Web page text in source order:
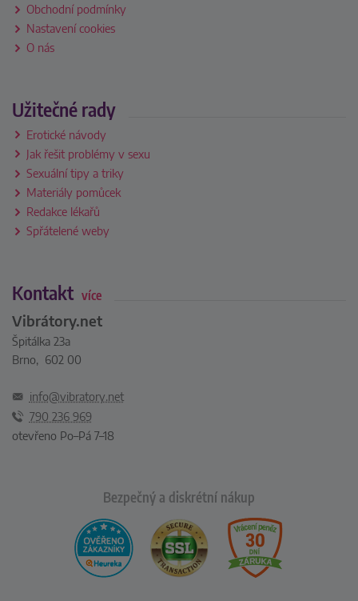
Obchodní podmínky
Nastavení cookies
O nás
Užitečné rady
Erotické návody
Jak řešit problémy v sexu
Sexuální tipy a triky
Materiály pomůcek
Redakce lékařů
Spřátelené weby
Kontakt více
Vibrátory.net
Špitálka 23a
Brno, 602 00
info@vibratory.net
790 236 969
otevřeno Po–Pá 7–18
Bezpečný a diskrétní nákup